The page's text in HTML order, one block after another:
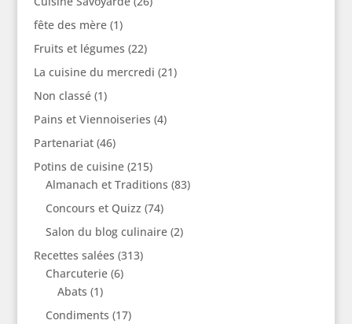
fête des mère(1)
Fruits et légumes (22)
La cuisine du mercredi (21)
Non classé(1)
Pains et Viennoiseries (4)
Partenariat(46)
Potins de cuisine(215)
Almanach et Traditions (83)
Concours et Quizz (74)
Salon du blog culinaire(2)
Recettes salées (313)
Charcuterie(6)
Abats (1)
Condiments (17)